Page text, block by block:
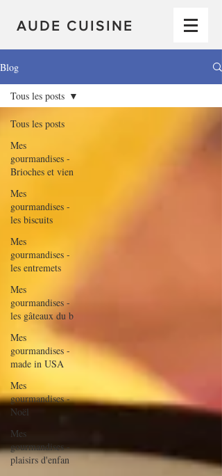
AUDE CUISINE
Blog
Tous les posts
Mes
gourmandises -
Brioches et vien
Mes
gourmandises -
les biscuits
Mes
gourmandises -
les entremets
Mes
gourmandises -
les gâteaux du b
Mes
gourmandises -
made in USA
Mes
gourmandises -
Noël
Mes
gourmandises -
plaisirs d'enfan
Tous les posts